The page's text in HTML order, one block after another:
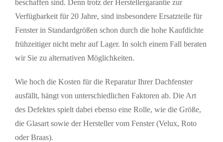
beschaffen sind. Denn trotz der Herstellergarantie zur
Verfügbarkeit für 20 Jahre, sind insbesondere Ersatzteile für
Fenster in Standardgrößen schon durch die hohe Kaufdichte
frühzeitiger nicht mehr auf Lager. In solch einem Fall beraten
wir Sie zu alternativen Möglichkeiten.
Wie hoch die Kosten für die Reparatur Ihrer Dachfenster
ausfällt, hängt von unterschiedlichen Faktoren ab. Die Art
des Defektes spielt dabei ebenso eine Rolle, wie die Größe,
die Glasart sowie der Hersteller vom Fenster (Velux, Roto
oder Braas).